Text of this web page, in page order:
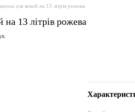
для коней на 13 літрів рожева
на 13 літрів рожева